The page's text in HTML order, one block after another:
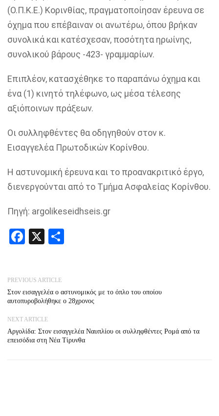
(Ο.Π.Κ.Ε.) Κορινθίας, πραγματοποίησαν έρευνα σε
όχημα που επέβαιναν οι ανωτέρω, όπου βρήκαν
συνολικά και κατέσχεσαν, ποσότητα ηρωίνης,
συνολικού βάρους -423- γραμμαρίων.
Επιπλέον, κατασχέθηκε το παραπάνω όχημα και
ένα (1) κινητό τηλέφωνο, ως μέσα τέλεσης
αξιόποινων πράξεων.
Οι συλληφθέντες θα οδηγηθούν στον κ.
Εισαγγελέα Πρωτοδικών Κορίνθου.
Η αστυνομική έρευνα και το προανακριτικό έργο,
διενεργούνται από το Τμήμα Ασφαλείας Κορίνθου.
Πηγή: argolikeseidhseis.gr
Facebook
X
PREVIOUS ARTICLE
Στον εισαγγελέα ο αστυνομικός με το όπλο του οποίου
αυτοπυροβολήθηκε o 28χρονος
NEXT ARTICLE
Αργολίδα: Στον εισαγγελέα Ναυπλίου οι συλληφθέντες Ρομά από τα
επεισόδια στη Νέα Τίρυνθα